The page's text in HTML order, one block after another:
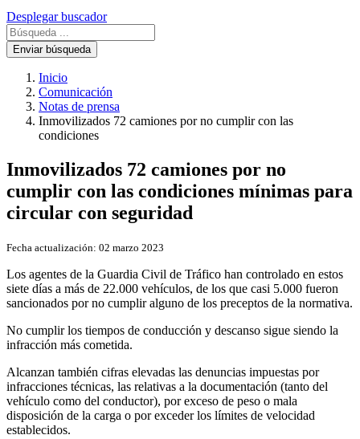
Desplegar buscador
Enviar búsqueda
Inicio
Comunicación
Notas de prensa
Inmovilizados 72 camiones por no cumplir con las
condiciones
Inmovilizados 72 camiones por no
cumplir con las condiciones mínimas para
circular con seguridad
Fecha actualización: 02 marzo 2023
Los agentes de la Guardia Civil de Tráfico han controlado en estos
siete días a más de 22.000 vehículos, de los que casi 5.000 fueron
sancionados por no cumplir alguno de los preceptos de la normativa.
No cumplir los tiempos de conducción y descanso sigue siendo la
infracción más cometida.
Alcanzan también cifras elevadas las denuncias impuestas por
infracciones técnicas, las relativas a la documentación (tanto del
vehículo como del conductor), por exceso de peso o mala
disposición de la carga o por exceder los límites de velocidad
establecidos.